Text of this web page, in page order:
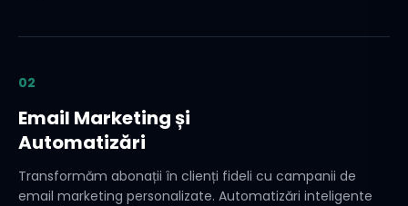
02
Email Marketing și
Automatizări
Transformăm abonații în clienți fideli cu campanii de
email marketing personalizate. Automatizări inteligente